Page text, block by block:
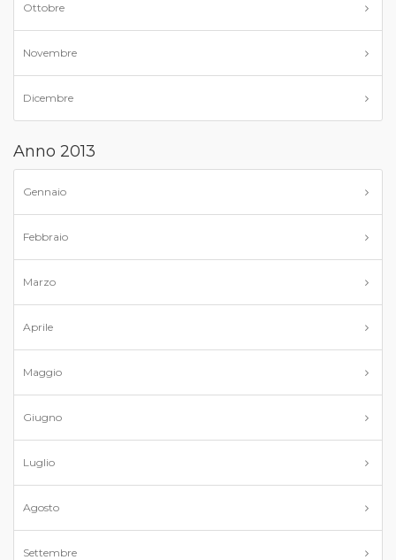
Ottobre
Novembre
Dicembre
Anno 2013
Gennaio
Febbraio
Marzo
Aprile
Maggio
Giugno
Luglio
Agosto
Settembre